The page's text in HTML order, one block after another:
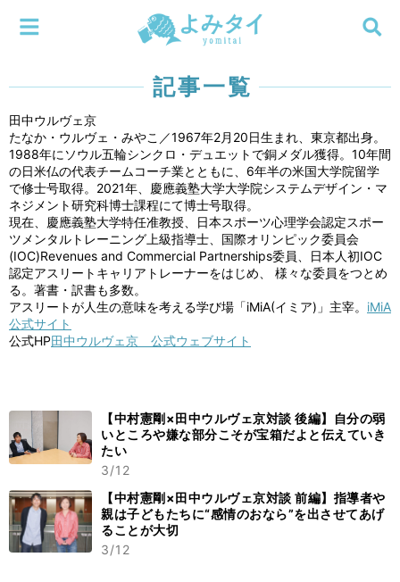
よみタイ
ホーム
新着
連載
新刊
特集
編集部
検索する
メニューを閉じる
記事一覧
田中ウルヴェ京
たなか・ウルヴェ・みやこ／1967年2月20日生まれ、東京都出身。
1988年にソウル五輪シンクロ・デュエットで銅メダル獲得。10年間
の日米仏の代表チームコーチ業とともに、6年半の米国大学院留学
で修士号取得。2021年、慶應義塾大学大学院システムデザイン・マ
ネジメント研究科博士課程にて博士号取得。
現在、慶應義塾大学特任准教授、日本スポーツ心理学会認定スポー
ツメンタルトレーニング上級指導士、国際オリンピック委員会
(IOC)Revenues and Commercial Partnerships委員、日本人初IOC
認定アスリートキャリアトレーナーをはじめ、 様々な委員をつとめ
る。著書・訳書も多数。
アスリートが人生の意味を考える学び場「iMiA(イミア)」主宰。 iMiA
公式サイト
公式HP田中ウルヴェ京 公式ウェブサイト
【中村憲剛×田中ウルヴェ京対談 後編】自分の弱
いところや嫌な部分こそが宝箱だよと伝えていき
たい
3/12
【中村憲剛×田中ウルヴェ京対談 前編】指導者や
親は子どもたちに“感情のおなら”を出させてあげ
ることが大切
3/12